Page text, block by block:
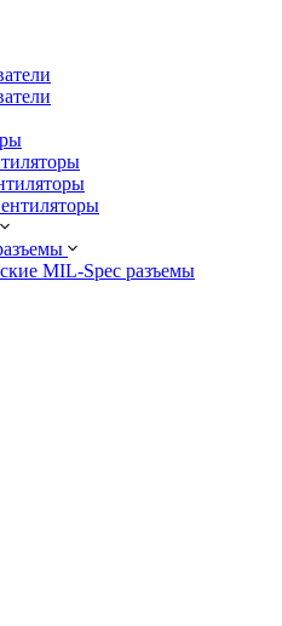
MIL-Spec разъемы